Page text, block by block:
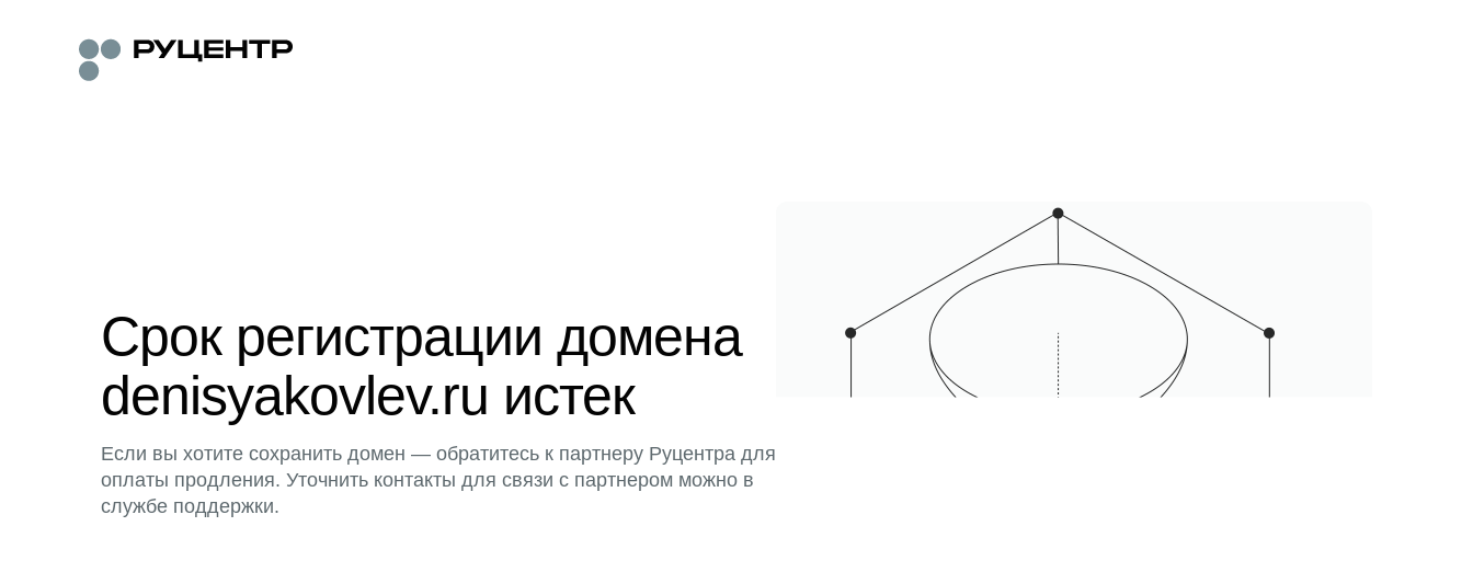
Срок регистрации домена
denisyakovlev.ru истек
Если вы хотите сохранить домен — обратитесь к партнеру Руцентра для
оплаты продления. Уточнить контакты для связи с партнером можно в
службе поддержки.